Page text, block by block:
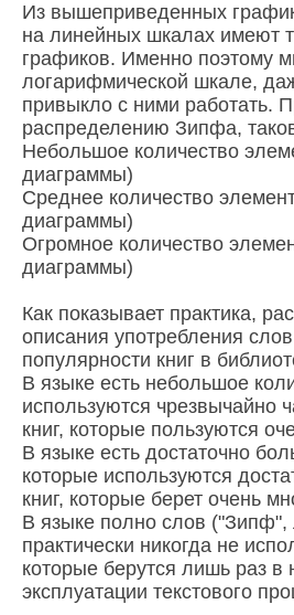
Из вышеприведенных
на линейных шкалах имеют
графиков. Именно поэтому
логарифмической шкале,
привыкло с ними работать.
распределению Зипфа,
Небольшое количество
диаграммы)
Среднее количество
диаграммы)
Огромное количество
диаграммы)
Как показывает практика,
описания употребления
популярности книг в
В языке есть небольшое
используются чрезвычайно
книг, которые пользуются
В языке есть достаточно
которые используются
книг, которые берет очень
В языке полно слов ("Зипф",
практически никогда не
которые берутся лишь раз в
эксплуатации текстового